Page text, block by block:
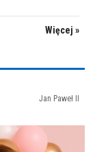
Więcej »
Jan Paweł II